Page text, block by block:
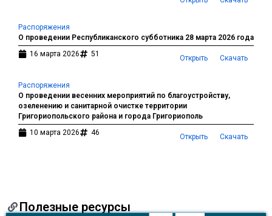
Распоряжения
О проведении Республиканского субботника 28 марта 2026 года
16 марта 2026
51 Открыть Скачать
Распоряжения
О проведении весенних мероприятий по благоустройству,
озеленению и санитарной очистке территории
Григориопольского района и города Григориополь
10 марта 2026
46 Открыть Скачать
Полезные ресурсы